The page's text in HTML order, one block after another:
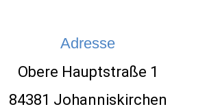
Adresse
Obere Hauptstraße 1
84381 Johanniskirchen